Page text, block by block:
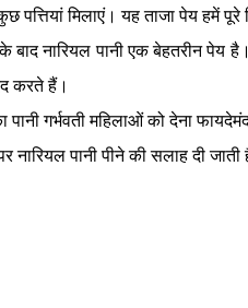
पत्तियां मिलाएं। यह ताजा पेय हमें
बाद नारियल पानी एक बेहतरीन पेय
करते हैं।
पानी गर्भवती महिलाओं को देना
नारियल पानी पीने की सलाह दी